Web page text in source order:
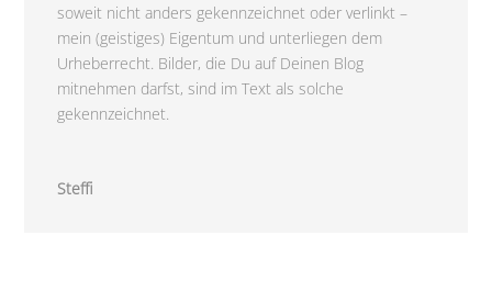
soweit nicht anders gekennzeichnet oder verlinkt –
mein (geistiges) Eigentum und unterliegen dem
Urheberrecht. Bilder, die Du auf Deinen Blog
mitnehmen darfst, sind im Text als solche
gekennzeichnet.
Steffi